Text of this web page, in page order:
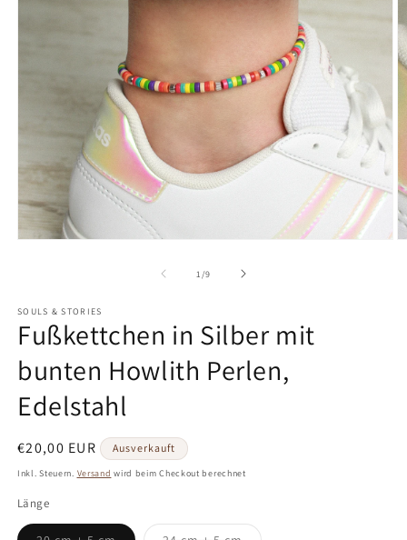
1 /von
9
SOULS & STORIES
Fußkettchen in Silber mit
bunten Howlith Perlen,
Edelstahl
Normaler
Preis
€20,00 EUR Ausverkauft
Inkl. Steuern. Versand wird beim Checkout berechnet
Länge